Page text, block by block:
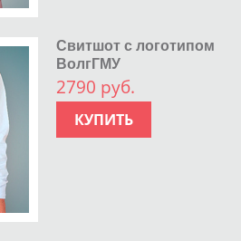
Свитшот с логотипом
ВолгГМУ
2790 руб.
КУПИТЬ